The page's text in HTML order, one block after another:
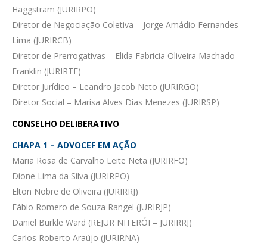
Haggstram (JURIRPO)
Diretor de Negociação Coletiva – Jorge Amádio Fernandes
Lima (JURIRCB)
Diretor de Prerrogativas – Elida Fabricia Oliveira Machado
Franklin (JURIRTE)
Diretor Jurídico – Leandro Jacob Neto (JURIRGO)
Diretor Social – Marisa Alves Dias Menezes (JURIRSP)
CONSELHO DELIBERATIVO
CHAPA 1 – ADVOCEF EM AÇÃO
Maria Rosa de Carvalho Leite Neta (JURIRFO)
Dione Lima da Silva (JURIRPO)
Elton Nobre de Oliveira (JURIRRJ)
Fábio Romero de Souza Rangel (JURIRJP)
Daniel Burkle Ward (REJUR NITERÓI – JURIRRJ)
Carlos Roberto Araújo (JURIRNA)